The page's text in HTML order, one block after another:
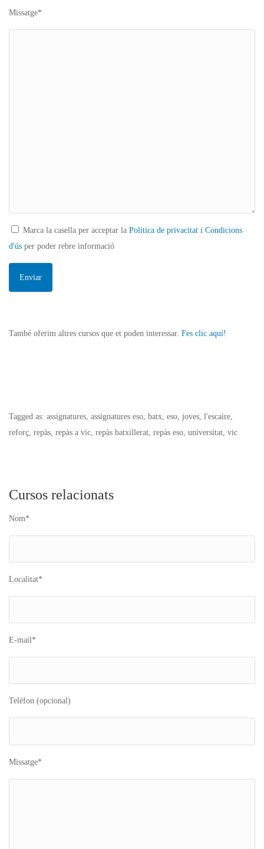
Missatge*
Marca la casella per acceptar la Política de privacitat i Condicions
d'ús per poder rebre informació
També oferim altres cursos que et poden interessar. Fes clic aquí!
Tagged as: assignatures, assignatures eso, batx, eso, joves, l'escaire,
reforç, repàs, repàs a vic, repàs batxillerat, repàs eso, universitat, vic
Cursos relacionats
Nom*
Localitat*
E-mail*
Telèfon (opcional)
Missatge*